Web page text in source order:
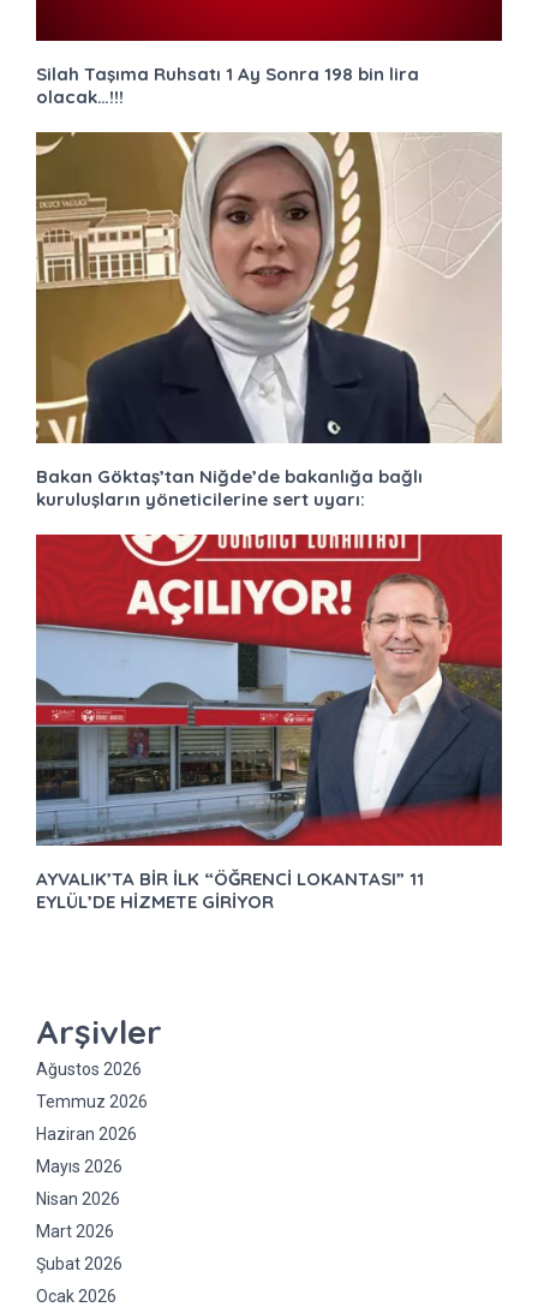
Silah Taşıma Ruhsatı 1 Ay Sonra 198 bin lira
olacak…!!!
Bakan Göktaş’tan Niğde’de bakanlığa bağlı
kuruluşların yöneticilerine sert uyarı:
AYVALIK’TA BİR İLK “ÖĞRENCİ LOKANTASI” 11
EYLÜL’DE HİZMETE GİRİYOR
Arşivler
Ağustos 2026
Temmuz 2026
Haziran 2026
Mayıs 2026
Nisan 2026
Mart 2026
Şubat 2026
Ocak 2026